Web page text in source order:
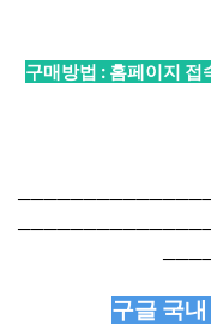
구매방법 : 홈페이지
구글 국